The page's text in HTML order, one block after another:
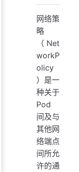
网络策
略
（Net
workP
olicy
）是一
种关于
Pod
间及与
其他网
络端点
间所允
许的通